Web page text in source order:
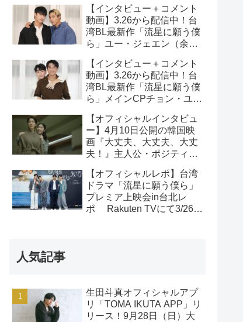
【インタビュー＋コメント
動画】3.26から配信中！台
湾BL最新作「流星に願う僕
ら」ユー・ジェエン（余杰
うた）インタビュー！サイ
ン入りチェキ読プレも
【インタビュー＋コメント
動画】3.26から配信中！台
湾BL最新作「流星に願う僕
ら」メインCPチョン・ユエ
ー・モンシュエン（初孟
軒） インタビュー！サイン
入りチェキ読プレも
【オフィシャルインタビュ
ー】4月10日公開の韓国映
画『大丈夫、大丈夫、大丈
夫！』主人公・ポジティブ
映画の見どころを紹介！
【オフィシャルレポ】台湾
ドラマ「流星に願う僕ら」
プレミア上映会in台北レ
ポ Rakuten TVにて3/26～
人気記事
生田斗真オフィシャルアプ
リ「TOMA IKUTA APP」リ
リース！9月28日（日）大